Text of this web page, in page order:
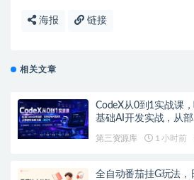
海报 链接
相关文章
CodeX从0到1实战课
基础AI开发实战，从
第三资源库 1 小时前
全自动番茄挂G玩法，